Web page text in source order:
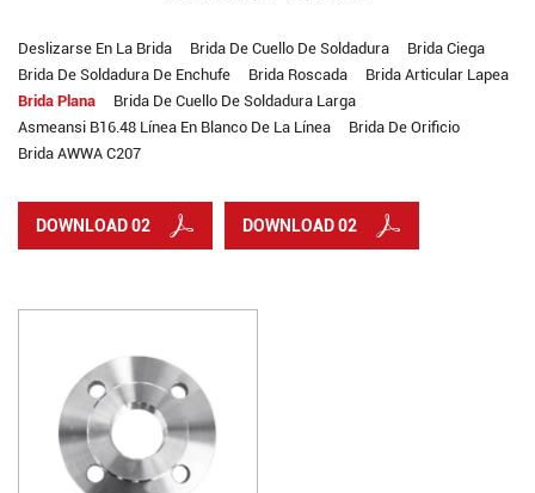
Deslizarse En La Brida Brida De Cuello De Soldadura
Brida Ciega
Brida De Soldadura De Enchufe
Brida Roscada
Brida Articular Lapea
Brida Plana
Brida De Cuello De Soldadura Larga
Asmeansi B16.48 Línea En Blanco De La Línea
Brida De Orificio
Brida AWWA C207
DOWNLOAD 02 DOWNLOAD 02